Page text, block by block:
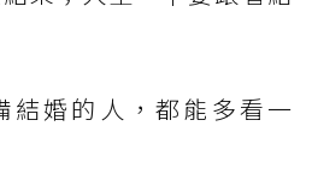
結婚的人，都能多看一